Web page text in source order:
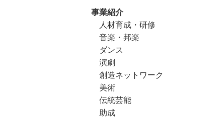
事業紹介
人材育成・研修
音楽・邦楽
ダンス
演劇
創造ネットワーク
美術
伝統芸能
助成